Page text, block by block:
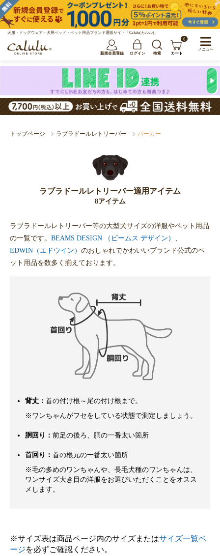
犬服・ドッグウェア・犬用ベッド・ペット用品ブランド通販サイト「Calulu(カルル)」
新規会員登録 ログイン 検索
0
カート
トップページ ラブラドールレトリーバー パーカー
ラブラドールレトリーバー適用アイテム
8アイテム
ラブラドールレトリーバー等の大型犬サイズの洋服やペット用品
の一覧です。 BEAMS DESIGN （ビームス デザイン）
EDWIN（エドウイン） のおしゃれでかわいいブランド公式のペ
ット用品を数多く揃えております。
背丈： 首の付け根～尾の付け根まで。
※ワンちゃんがフセをしている状態で測定しましょう。
胴回り： 前足の後ろ、胴の一番太い箇所
首回り： 首の根元の一番太い箇所
※毛の多めのワンちゃんや、長毛犬種のワンちゃんは、
ワンサイズ大き目の洋服をお選びいただくことをオスス
メします。
※サイズ表は商品ページ内のサイズまたはサイズ一覧ペ
ージを必ずご確認ください。
メニュー